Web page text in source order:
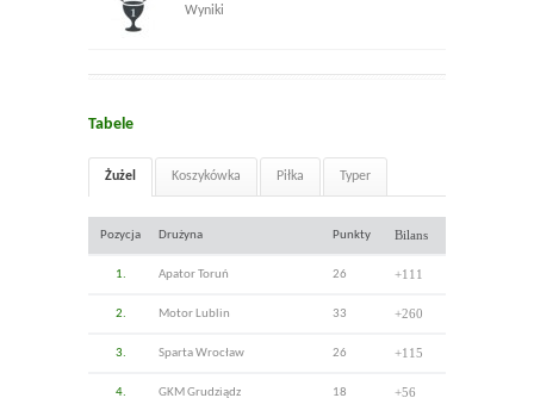
Wyniki
Tabele
Żużel Koszykówka Piłka Typer
Pozycja Drużyna Punkty Bilans
1. Apator Toruń 26 +111
2. Motor Lublin 33 +260
3. Sparta Wrocław 26 +115
4. GKM Grudziądz 18 +56